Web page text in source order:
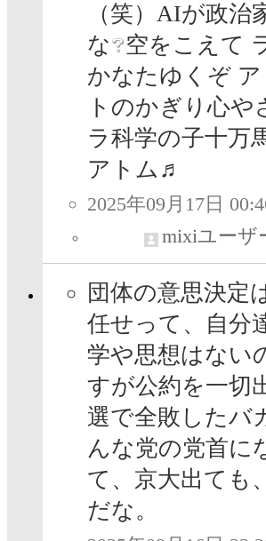
（笑）AIが政治
な
空をこえて
かなたゆくぞ
トのかぎり心や
ラ科学の子十万
アトム♬
2025年09月17日
mixiユーザ
団体の意思決定
任せって、自分
学や思想はな
すが公約を一切
選で全敗したバ
んな党の党首に
て、京大出ても
だな。